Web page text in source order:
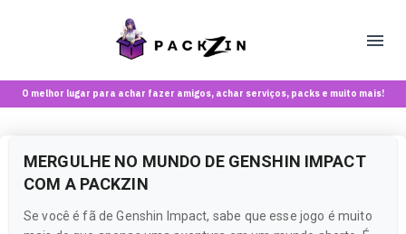
O melhor lugar para achar fazer amigos, achar serviços, packs e muito mais!
MERGULHE NO MUNDO DE GENSHIN IMPACT
COM A PACKZIN
Se você é fã de Genshin Impact, sabe que esse jogo é muito